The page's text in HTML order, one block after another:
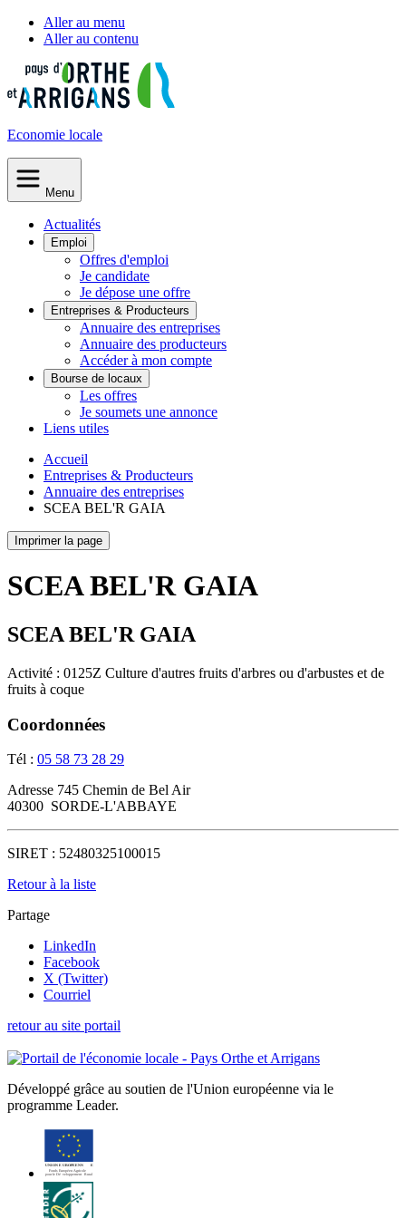
Aller au menu
Aller au contenu
Economie locale
Menu
Actualités
Emploi
Offres d'emploi
Je candidate
Je dépose une offre
Entreprises & Producteurs
Annuaire des entreprises
Annuaire des producteurs
Accéder à mon compte
Bourse de locaux
Les offres
Je soumets une annonce
Liens utiles
Accueil
Entreprises & Producteurs
Annuaire des entreprises
SCEA BEL'R GAIA
Imprimer la page
SCEA BEL'R GAIA
SCEA BEL'R GAIA
Activité : 0125Z Culture d'autres fruits d'arbres ou d'arbustes et de
fruits à coque
Coordonnées
Tél : 05 58 73 28 29
Adresse 745 Chemin de Bel Air
40300 SORDE-L'ABBAYE
SIRET : 52480325100015
Retour à la liste
Partage
LinkedIn
Facebook
X (Twitter)
Courriel
retour au site portail
Développé grâce au soutien de l'Union européenne via le
programme Leader.